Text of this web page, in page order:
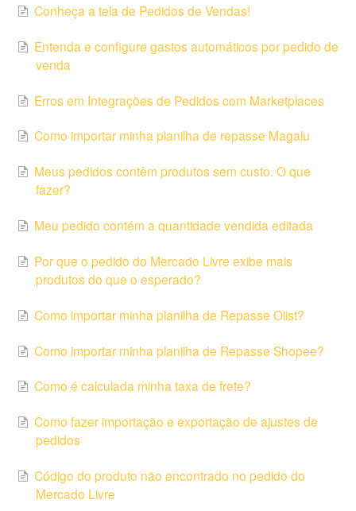
Conheça a tela de Pedidos de Vendas!
Entenda e configure gastos automáticos por pedido de
venda
Erros em Integrações de Pedidos com Marketplaces
Como importar minha planilha de repasse Magalu
Meus pedidos contêm produtos sem custo. O que
fazer?
Meu pedido contém a quantidade vendida editada
Por que o pedido do Mercado Livre exibe mais
produtos do que o esperado?
Como importar minha planilha de Repasse Olist?
Como importar minha planilha de Repasse Shopee?
Como é calculada minha taxa de frete?
Como fazer importação e exportação de ajustes de
pedidos
Código do produto não encontrado no pedido do
Mercado Livre